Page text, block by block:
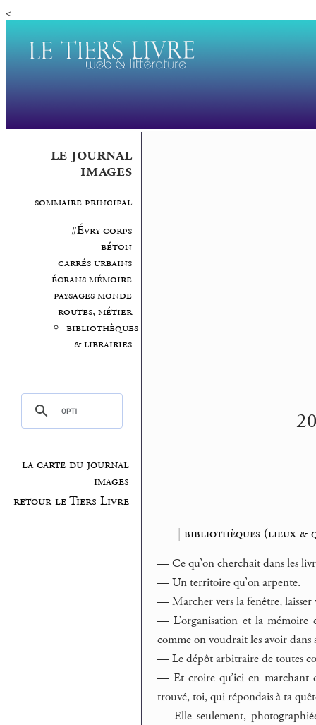
<
le journal
images
sommaire principal
#Évry corps
béton
carrés urbains
écrans mémoire
paysages monde
routes, métier
bibliothèques
& librairies
la carte du journal
images
retour le Tiers Livre
| bibliothèques (lieux &
— Ce qu’on cherchait dans les
— Un territoire qu’on arpente.
— Marcher vers la fenêtre, laisser
— L’organisation et la mémoire
comme on voudrait les avoir dans
— Le dépôt arbitraire de toutes
— Et croire qu’ici en marchant
trouvé, toi, qui répondais à ta
— Elle seulement,